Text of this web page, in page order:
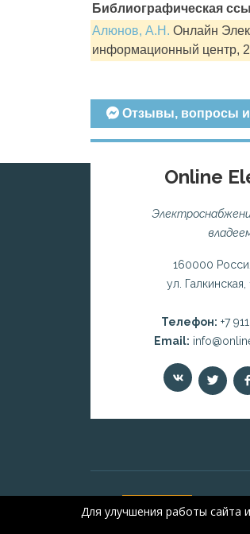
Библиографическая
Алюнов, А.Н. Онлайн
информационный центр,
Отзывы, вопросы
Online
160000
ул. Галкинская,
Телефон: +7
Email:
Для улучшения работы сайта